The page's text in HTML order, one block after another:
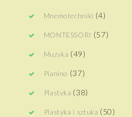
Mnemotechniki (4)
MONTESSORI (57)
Muzyka (49)
Pianino (37)
Plastyka (38)
Plastyka i sztuka (50)